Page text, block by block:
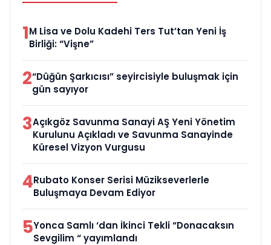
1M Lisa ve Dolu Kadehi Ters Tut’tan Yeni İş
Birliği: “Vişne”
2“Düğün Şarkıcısı” seyircisiyle buluşmak için
gün sayıyor
3Açıkgöz Savunma Sanayi AŞ Yeni Yönetim
Kurulunu Açıkladı ve Savunma Sanayinde
Küresel Vizyon Vurgusu
4Rubato Konser Serisi Müzikseverlerle
Buluşmaya Devam Ediyor
5Yonca Samlı ‘dan İkinci Tekli “Donacaksın
Sevgilim “ yayımlandı